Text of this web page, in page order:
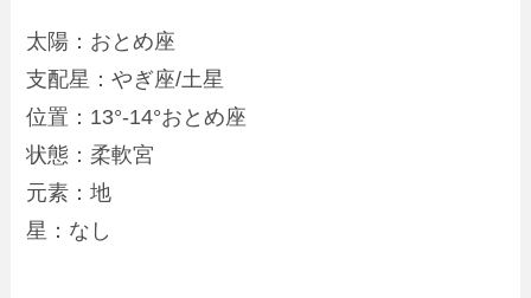
太陽：おとめ座
支配星：やぎ座/土星
位置：13°-14°おとめ座
状態：柔軟宮
元素：地
星：なし